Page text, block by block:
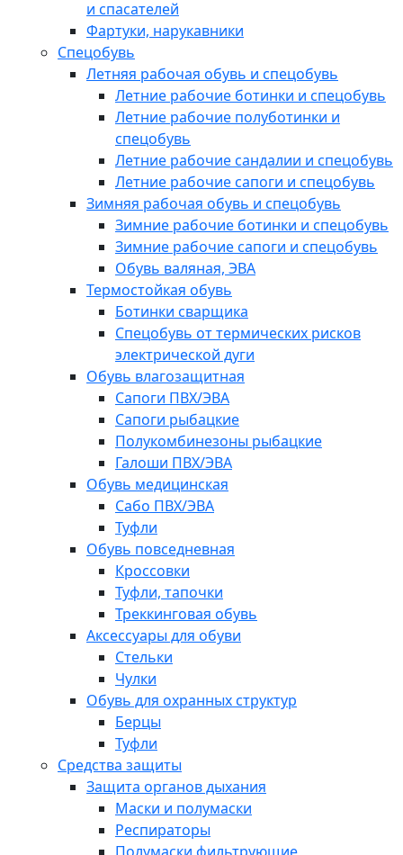
и спасателей
Фартуки, нарукавники
Спецобувь
Летняя рабочая обувь и спецобувь
Летние рабочие ботинки и спецобувь
Летние рабочие полуботинки и
спецобувь
Летние рабочие сандалии и спецобувь
Летние рабочие сапоги и спецобувь
Зимняя рабочая обувь и спецобувь
Зимние рабочие ботинки и спецобувь
Зимние рабочие сапоги и спецобувь
Обувь валяная, ЭВА
Термостойкая обувь
Ботинки сварщика
Спецобувь от термических рисков
электрической дуги
Обувь влагозащитная
Сапоги ПВХ/ЭВА
Сапоги рыбацкие
Полукомбинезоны рыбацкие
Галоши ПВХ/ЭВА
Обувь медицинская
Сабо ПВХ/ЭВА
Туфли
Обувь повседневная
Кроссовки
Туфли, тапочки
Треккинговая обувь
Аксессуары для обуви
Стельки
Чулки
Обувь для охранных структур
Берцы
Туфли
Средства защиты
Защита органов дыхания
Маски и полумаски
Респираторы